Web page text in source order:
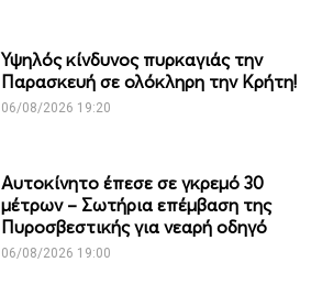
Υψηλός κίνδυνος πυρκαγιάς την
Παρασκευή σε ολόκληρη την Κρήτη!
06/08/2026 19:20
Αυτοκίνητο έπεσε σε γκρεμό 30
μέτρων – Σωτήρια επέμβαση της
Πυροσβεστικής για νεαρή οδηγό
06/08/2026 19:00